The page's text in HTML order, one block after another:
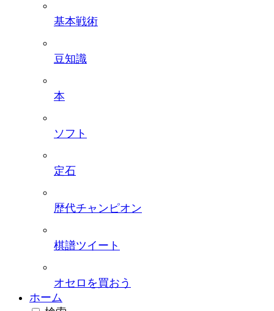
基本戦術
豆知識
本
ソフト
定石
歴代チャンピオン
棋譜ツイート
オセロを買おう
ホーム